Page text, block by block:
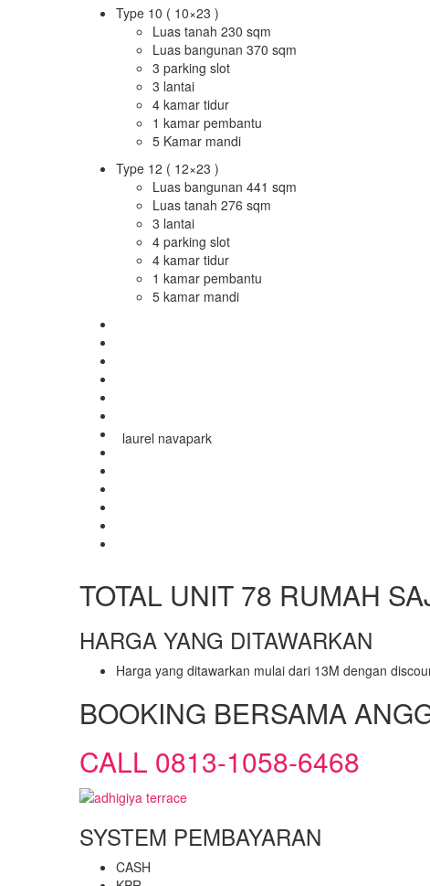
Type 10 ( 10×23 )
Luas tanah 230 sqm
Luas bangunan 370 sqm
3 parking slot
3 lantai
4 kamar tidur
1 kamar pembantu
5 Kamar mandi
Type 12 ( 12×23 )
Luas bangunan 441 sqm
Luas tanah 276 sqm
3 lantai
4 parking slot
4 kamar tidur
1 kamar pembantu
5 kamar mandi
laurel navapark
TOTAL UNIT 78 RUMAH
HARGA YANG DITAWARKAN
Harga yang ditawarkan mulai dari 13M dengan
BOOKING BERSAMA
CALL 0813-1058-6468
SYSTEM PEMBAYARAN
CASH